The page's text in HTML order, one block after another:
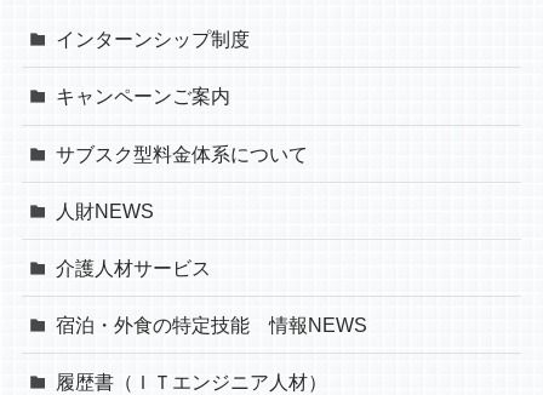
インターンシップ制度
キャンペーンご案内
サブスク型料金体系について
人財NEWS
介護人材サービス
宿泊・外食の特定技能 情報NEWS
履歴書（ＩＴエンジニア人材）